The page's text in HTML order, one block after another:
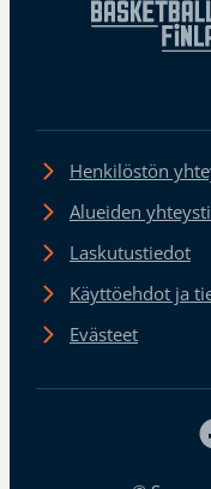
Henkilöstön
Alueiden
Laskutustiedot
Käyttöehdot ja
Evästeet